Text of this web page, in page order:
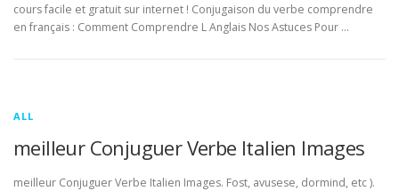
cours facile et gratuit sur internet ! Conjugaison du verbe comprendre
en français : Comment Comprendre L Anglais Nos Astuces Pour …
ALL
meilleur Conjuguer Verbe Italien Images
meilleur Conjuguer Verbe Italien Images. Fost, avusese, dormind, etc ).